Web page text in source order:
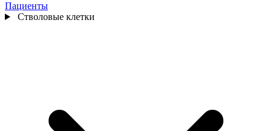
Пациенты
Стволовые клетки